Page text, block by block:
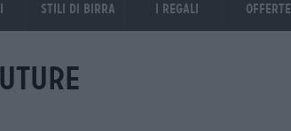
Stili di birra I regali